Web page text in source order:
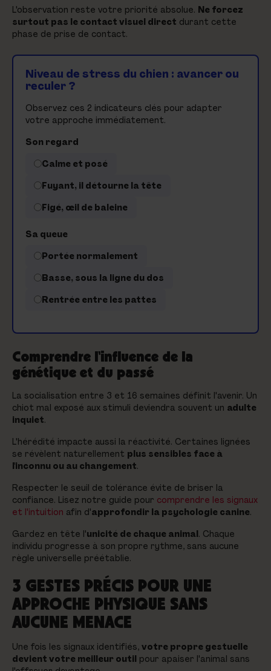
L'observation reste votre priorité absolue. Ne forcez
surtout pas le contact visuel direct durant cette
phase de prise de contact.
Niveau de stress du chien : avancer ou
reculer ?
Observez ces 2 indicateurs clés pour adapter
votre approche immédiatement.
Son regard
Calme et posé
Fuyant, il détourne la tête
Figé, œil de baleine
Sa queue
Portée normalement
Basse, sous la ligne du dos
Rentrée entre les pattes
Comprendre l'influence de la
génétique et du passé
La socialisation entre 3 et 16 semaines définit l'avenir. Un
chiot mal exposé aux stimuli deviendra souvent un adulte
inquiet.
L'hérédité impacte aussi la réactivité. Certaines lignées
se révèlent naturellement plus sensibles face à
l'inconnu ou au changement.
Respecter le seuil de tolérance évite de briser la
confiance. Lisez notre guide pour comprendre les signaux
et l'intuition afin d'approfondir la psychologie canine.
Gardez en tête l'unicité de chaque animal. Chaque
individu progresse à son propre rythme, sans aucune
règle universelle préétablie.
3 GESTES PRÉCIS POUR UNE
APPROCHE PHYSIQUE SANS
AUCUNE MENACE
Une fois les signaux identifiés, votre propre gestuelle
devient votre meilleur outil pour apaiser l'animal sans